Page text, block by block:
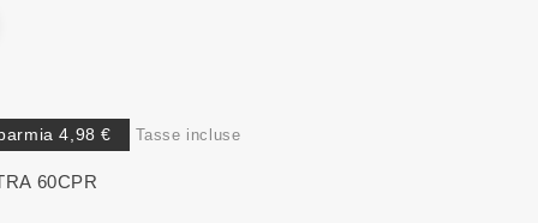
4,98 € Tasse incluse
60CPR